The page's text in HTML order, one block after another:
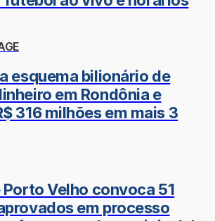
esquema bilionário de
em Rondônia e
316 milhões em mais 3
Velho convoca 51
em processo